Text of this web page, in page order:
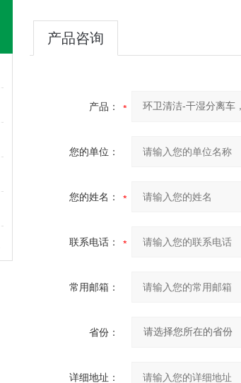
产品咨询
产品：
您的单位：
您的姓名：
联系电话：
常用邮箱：
省份：
详细地址：